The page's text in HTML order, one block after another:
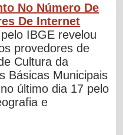
No Número De
De Internet
IBGE revelou
provedores de
Cultura da
Básicas Municipais
último dia 17 pelo
e